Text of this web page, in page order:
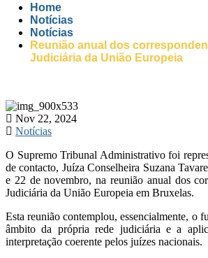
Home
Notícias
Notícias
Reunião anual dos
Judiciária da União Europeia
Nov 22, 2024
Notícias
O Supremo Tribunal Administrativo foi
de contacto, Juíza Conselheira Suzana
e 22 de novembro, na reunião anual dos
Judiciária da União Europeia em Bruxelas.
Esta reunião contemplou, essencialmente, o
âmbito da própria rede judiciária e a
interpretação coerente pelos juízes nacionais.